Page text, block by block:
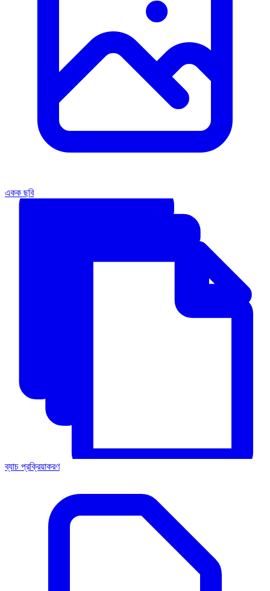
একক ছবি
ব্যাচ প্রক্রিয়াকরণ